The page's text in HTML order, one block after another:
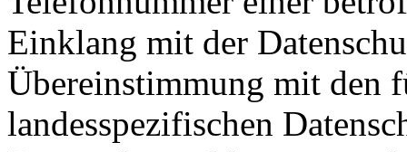
Einklang mit der
Übereinstimmung mit den
landesspezifischen